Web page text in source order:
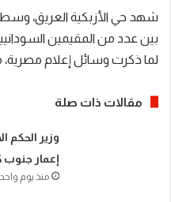
شهد حي الأزبكية العريق،
بين عدد من المقيمين
لما ذكرت وسائل إعلام
مقالات ذات صلة
​وزير الحكم
إعمار جنوب
منذ يوم واحد